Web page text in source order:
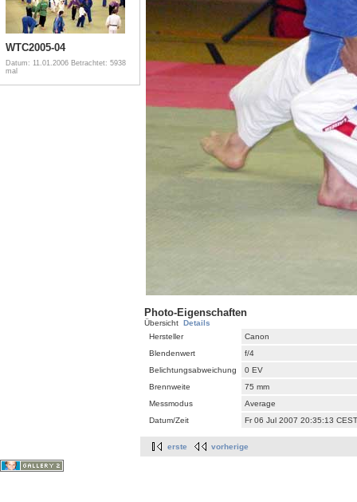
WTC2005-04
Datum: 11.01.2006 Betrachtet: 5938
mal
Photo-Eigenschaften
Übersicht Details
Hersteller
Canon
Blendenwert
f/4
Belichtungsabweichung
0 EV
Brennweite
75 mm
Messmodus
Average
Datum/Zeit
Fr 06 Jul 2007 20:35:13 CEST
erste vorherige